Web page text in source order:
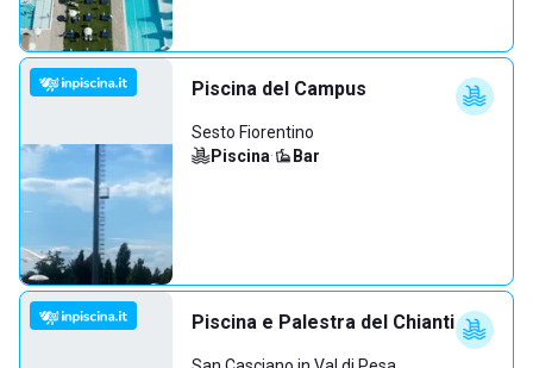
Piscina del Campus
Sesto Fiorentino
Piscina· Bar
Piscina e Palestra del Chianti